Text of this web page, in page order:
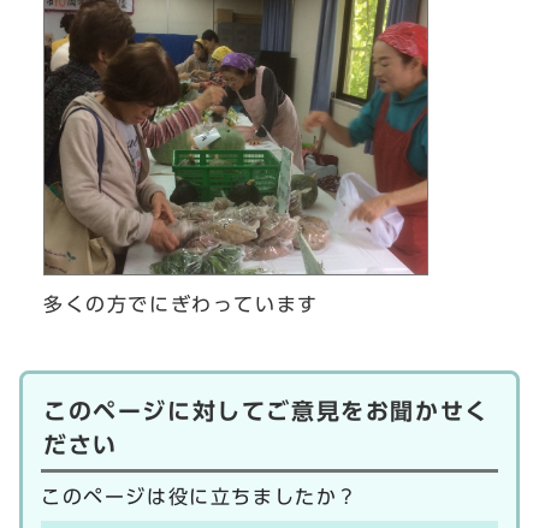
多くの方でにぎわっています
このページに対してご意見をお聞かせく
ださい
このページは役に立ちましたか？